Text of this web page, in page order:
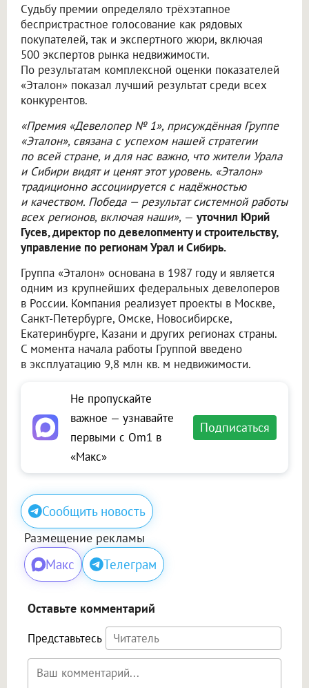
Судьбу премии определяло трёхэтапное
беспристрастное голосование как рядовых
покупателей, так и экспертного жюри, включая
500 экспертов рынка недвижимости.
По результатам комплексной оценки показателей
«Эталон» показал лучший результат среди всех
конкурентов.
«Премия «Девелопер № 1», присуждённая Группе
«Эталон», связана с успехом нашей стратегии
по всей стране, и для нас важно, что жители Урала
и Сибири видят и ценят этот уровень. «Эталон»
традиционно ассоциируется с надёжностью
и качеством. Победа — результат системной работы
всех регионов, включая наши», — уточнил Юрий
Гусев, директор по девелопменту и строительству,
управление по регионам Урал и Сибирь.
Группа «Эталон» основана в 1987 году и является
одним из крупнейших федеральных девелоперов
в России. Компания реализует проекты в Москве,
Санкт-Петербурге, Омске, Новосибирске,
Екатеринбурге, Казани и других регионах страны.
С момента начала работы Группой введено
в эксплуатацию 9,8 млн кв. м недвижимости.
Не пропускайте
важное — узнавайте
первыми с Om1 в
«Макс»
Подписаться
Сообщить новость
Размещение рекламы
Макс Телеграм
Оставьте комментарий
Представьтесь